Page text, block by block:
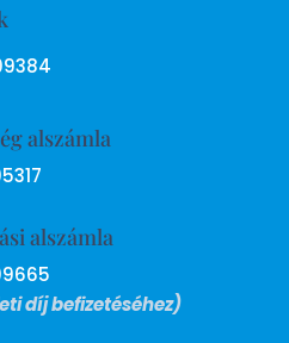
alszámla
alszámla
díj befizetéséhez)